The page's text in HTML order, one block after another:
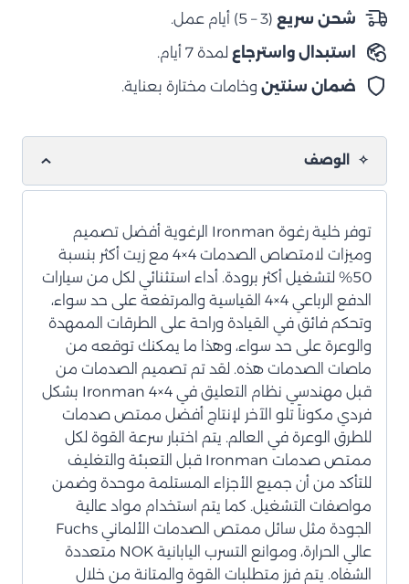
ISUZU
X
2021+
شحن سريع (3 – 5) أيام عمل.
استبدال واسترجاع لمدة 7 أيام.
ضمان سنتين وخامات مختارة بعناية.
الوصف
توفر خلية رغوة Ironman الرغوية أفضل تصميم
وميزات لامتصاص الصدمات 4×4 مع زيت أكثر بنسبة
50% لتشغيل أكثر برودة. أداء استثنائي لكل من سيارات
الدفع الرباعي 4×4 القياسية والمرتفعة على حد سواء،
وتحكم فائق في القيادة وراحة على الطرقات الممهدة
والوعرة على حد سواء، وهذا ما يمكنك توقعه من
ماصات الصدمات هذه. لقد تم تصميم الصدمات من
قبل مهندسي نظام التعليق في Ironman 4×4 بشكل
فردي مكوناً تلو الآخر لإنتاج أفضل ممتص صدمات
للطرق الوعرة في العالم. يتم اختبار سرعة القوة لكل
ممتص صدمات Ironman قبل التعبئة والتغليف
للتأكد من أن جميع الأجزاء المستلمة موحدة وضمن
مواصفات التشغيل. كما يتم استخدام مواد عالية
الجودة مثل سائل ممتص الصدمات الألماني Fuchs
عالي الحرارة، وموانع التسرب اليابانية NOK متعددة
الشفاه. يتم فرز متطلبات القوة والمتانة من خلال